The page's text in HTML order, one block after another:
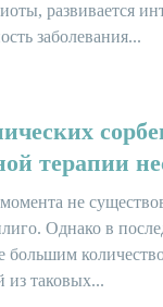
развивается
заболевания...
терапии
не
Однако в
большим
из таковых...